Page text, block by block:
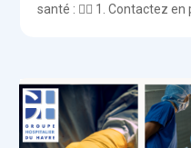
santé : 👨‍⚕️ 1. Contactez en